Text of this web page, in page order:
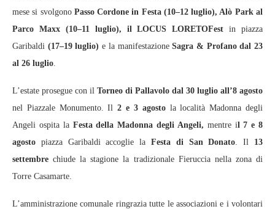
mese si svolgono Passo Cordone in Festa (10–12 luglio), Alò Park al
Parco Maxx (10–11 luglio), il LOCUS LORETOFest in piazza
Garibaldi (17–19 luglio) e la manifestazioneSagra & Profano dal 23
al 26 luglio.
L’estate prosegue con il Torneo di Pallavolo dal 30 luglio all’8 agosto
nel Piazzale Monumento. Il2 e 3 agostola località Madonna degli
Angeli ospita la Festa della Madonna degli Angeli, mentre il 7 e 8
agosto piazza Garibaldi accoglie la Festa di San Donato. Il 13
settembre chiude la stagione la tradizionale Fieruccia nella zona di
Torre Casamarte.
L’amministrazione comunale ringrazia tutte le associazioni e i volontari